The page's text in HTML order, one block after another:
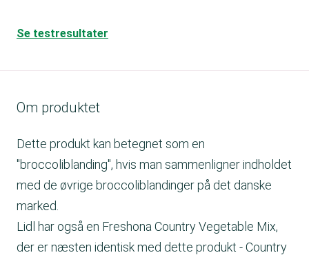
Se testresultater
Om produktet
Dette produkt kan betegnet som en
"broccoliblanding", hvis man sammenligner indholdet
med de øvrige broccoliblandinger på det danske
marked.
Lidl har også en Freshona Country Vegetable Mix,
der er næsten identisk med dette produkt - Country